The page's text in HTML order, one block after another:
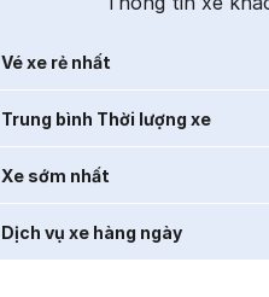
Vé xe rẻ nhất
Trung bình Thời lượng xe
Xe sớm nhất
Dịch vụ xe hàng ngày